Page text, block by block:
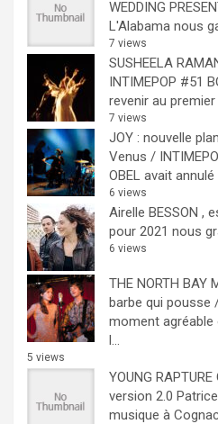
WEDDING
L'Alabama nous
7 views
SUSHEELA
INTIMEPOP #51
revenir au
7 views
JOY : nouvelle
Venus /
OBEL avait
6 views
Airelle BESSON ,
pour 2021 nous
6 views
THE NORTH BAY
barbe qui pousse
moment agréable
l...
5 views
YOUNG
version 2.0
musique à